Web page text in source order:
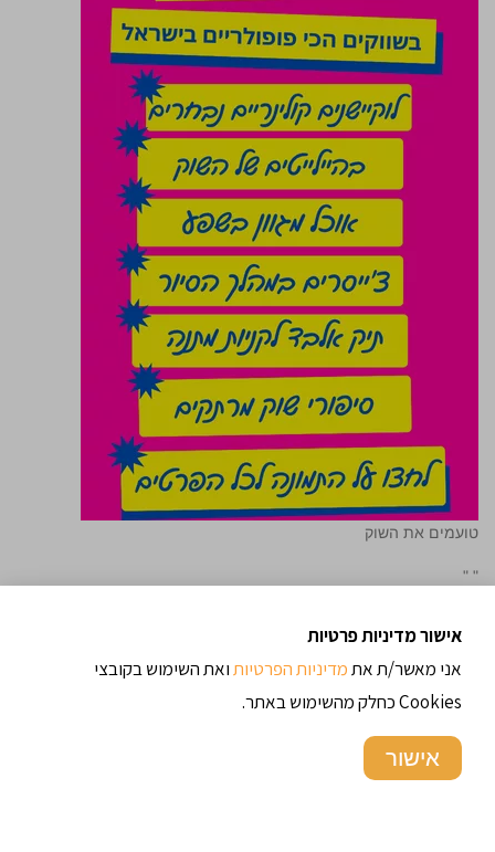
טועמים את השוק
"
"
אישור מדיניות פרטיות
אני מאשר/ת אתמדיניות הפרטיותואת השימוש בקובצי
Cookies כחלק מהשימוש באתר.
אישור